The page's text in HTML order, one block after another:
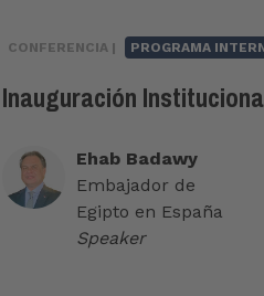
CONFERENCIA | PROGRAMA
Inauguración
Ehab Badawy
Embajador de
Egipto en España
Speaker